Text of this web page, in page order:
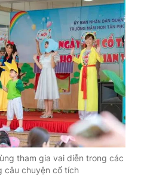
tham gia vai diễn trong các
câu chuyện cổ tích